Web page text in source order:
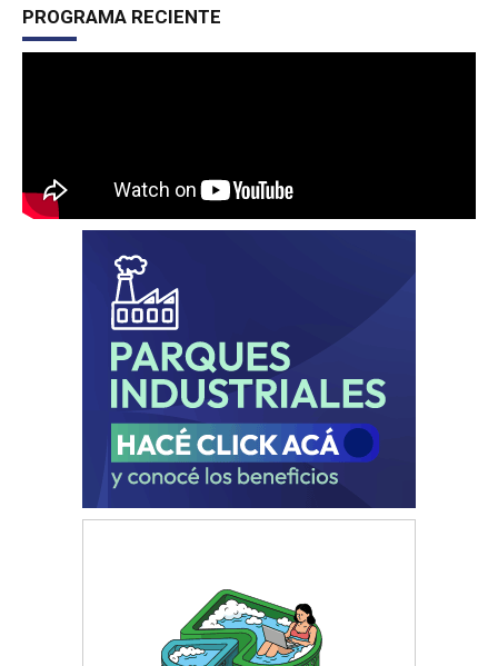
PROGRAMA RECIENTE